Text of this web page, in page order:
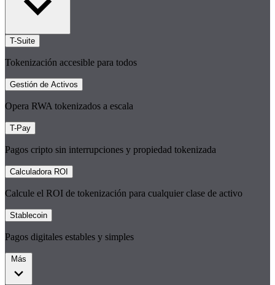
T-Suite
Tokenización accesible para todos
Gestión de Activos
Opera RWA tokenizados a escala
T-Pay
Pagos cripto sin interrupciones y propiedad tokenizada
Calculadora ROI
Calcule el ROI de tokenización para cualquier clase de activo
Stablecoin
Pagos digitales estables y simples
Más